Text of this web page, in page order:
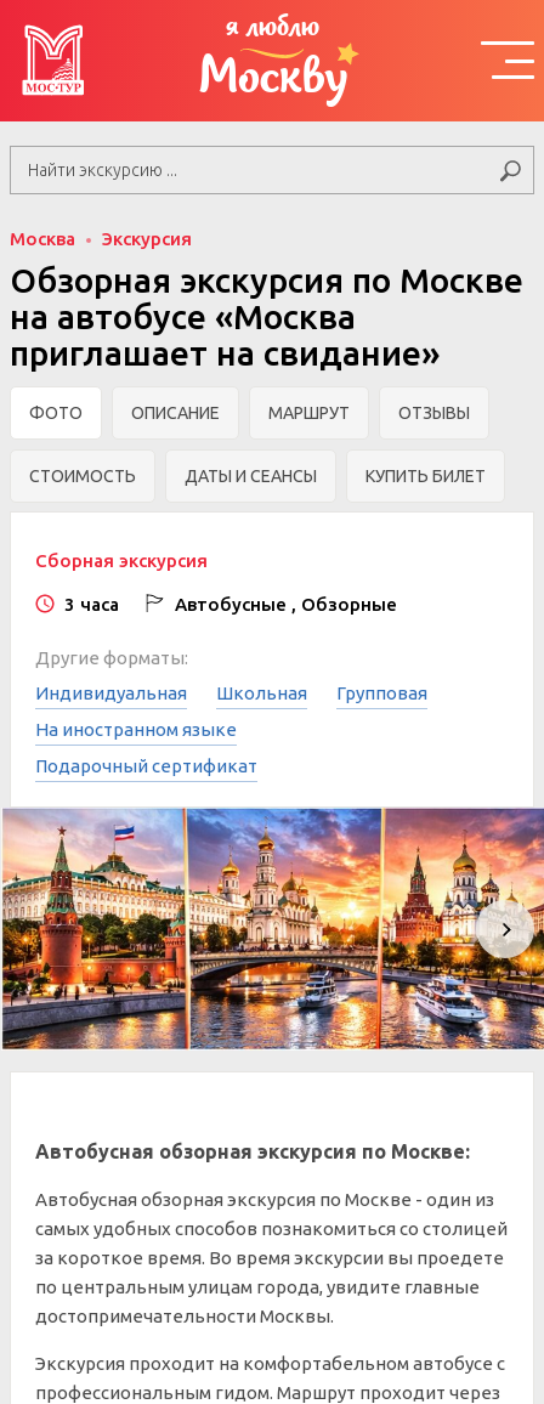
я люблю
Москву
Москва Экскурсия
Обзорная экскурсия по Москве
на автобусе «Москва
приглашает на свидание»
ФОТО ОПИСАНИЕ МАРШРУТ ОТЗЫВЫ
СТОИМОСТЬ ДАТЫ И СЕАНСЫ КУПИТЬ БИЛЕТ
Сборная экскурсия
3 часа Автобусные , Обзорные
Другие форматы:
Индивидуальная
Школьная
Групповая
На иностранном языке
Подарочный сертификат
Автобусная обзорная экскурсия по Москве:
Автобусная обзорная экскурсия по Москве - один из
самых удобных способов познакомиться со столицей
за короткое время. Во время экскурсии вы проедете
по центральным улицам города, увидите главные
достопримечательности Москвы.
Экскурсия проходит на комфортабельном автобусе с
профессиональным гидом. Маршрут проходит через